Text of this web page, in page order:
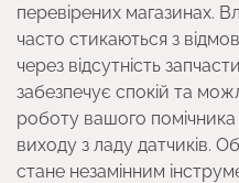
перевірених магазинах.
часто стикаються з
через відсутність
забезпечує спокій та
роботу вашого
виходу з ладу датчиків.
стане незамінним